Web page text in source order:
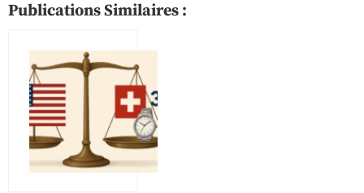
Publications Similaires :